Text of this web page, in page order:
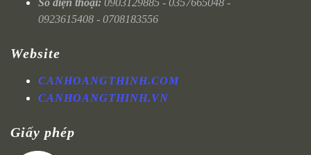
0923615408 - 0708183556
Website
CANHOANGTHINH.COM
CANHOANGTHINH.VN
Giấy phép